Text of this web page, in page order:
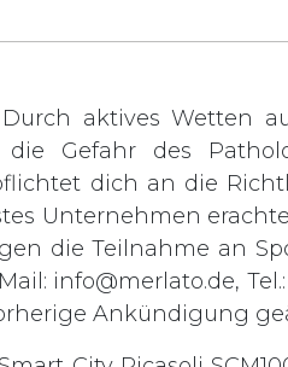
aktives Wetten
Gefahr des
dich an die
Unternehmen
die Teilnahme an
info@merlato.de,
Ankündigung